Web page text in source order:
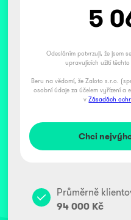
5
Odesláním potvrzuji, že jsem
upravujících užití
Beru na vědomí, že Zaloto s.r.o.
osobní údaje za účelem vyřízení a
vZásadách
Průměrně
94 000 Kč